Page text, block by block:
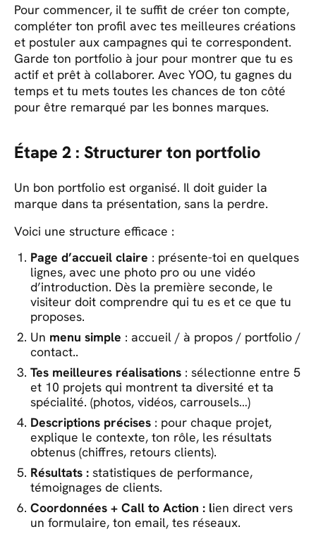
Pour commencer, il te suffit de créer ton compte,
compléter ton profil avec tes meilleures créations
et postuler aux campagnes qui te correspondent.
Garde ton portfolio à jour pour montrer que tu es
actif et prêt à collaborer. Avec YOO, tu gagnes du
temps et tu mets toutes les chances de ton côté
pour être remarqué par les bonnes marques.
Étape 2 : Structurer ton portfolio
Un bon portfolio est organisé. Il doit guider la
marque dans ta présentation, sans la perdre.
Voici une structure efficace :
Page d’accueil claire : présente-toi en quelques
lignes, avec une photo pro ou une vidéo
d’introduction. Dès la première seconde, le
visiteur doit comprendre qui tu es et ce que tu
proposes.
Un menu simple : accueil / à propos / portfolio /
contact..
Tes meilleures réalisations : sélectionne entre 5
et 10 projets qui montrent ta diversité et ta
spécialité. (photos, vidéos, carrousels…)
Descriptions précises : pour chaque projet,
explique le contexte, ton rôle, les résultats
obtenus (chiffres, retours clients).
Résultats : statistiques de performance,
témoignages de clients.
Coordonnées + Call to Action : lien direct vers
un formulaire, ton email, tes réseaux.